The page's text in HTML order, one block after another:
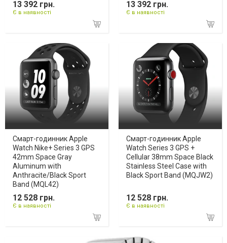
13 392 грн.
Є в наявності
13 392 грн.
Є в наявності
Смарт-годинник Apple
Watch Nike+ Series 3 GPS
42mm Space Gray
Aluminum with
Anthracite/Black Sport
Band (MQL42)
12 528 грн.
Є в наявності
Смарт-годинник Apple
Watch Series 3 GPS +
Cellular 38mm Space Black
Stainless Steel Case with
Black Sport Band (MQJW2)
12 528 грн.
Є в наявності